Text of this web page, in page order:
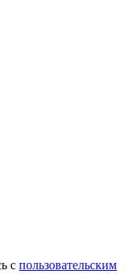
с пользовательским